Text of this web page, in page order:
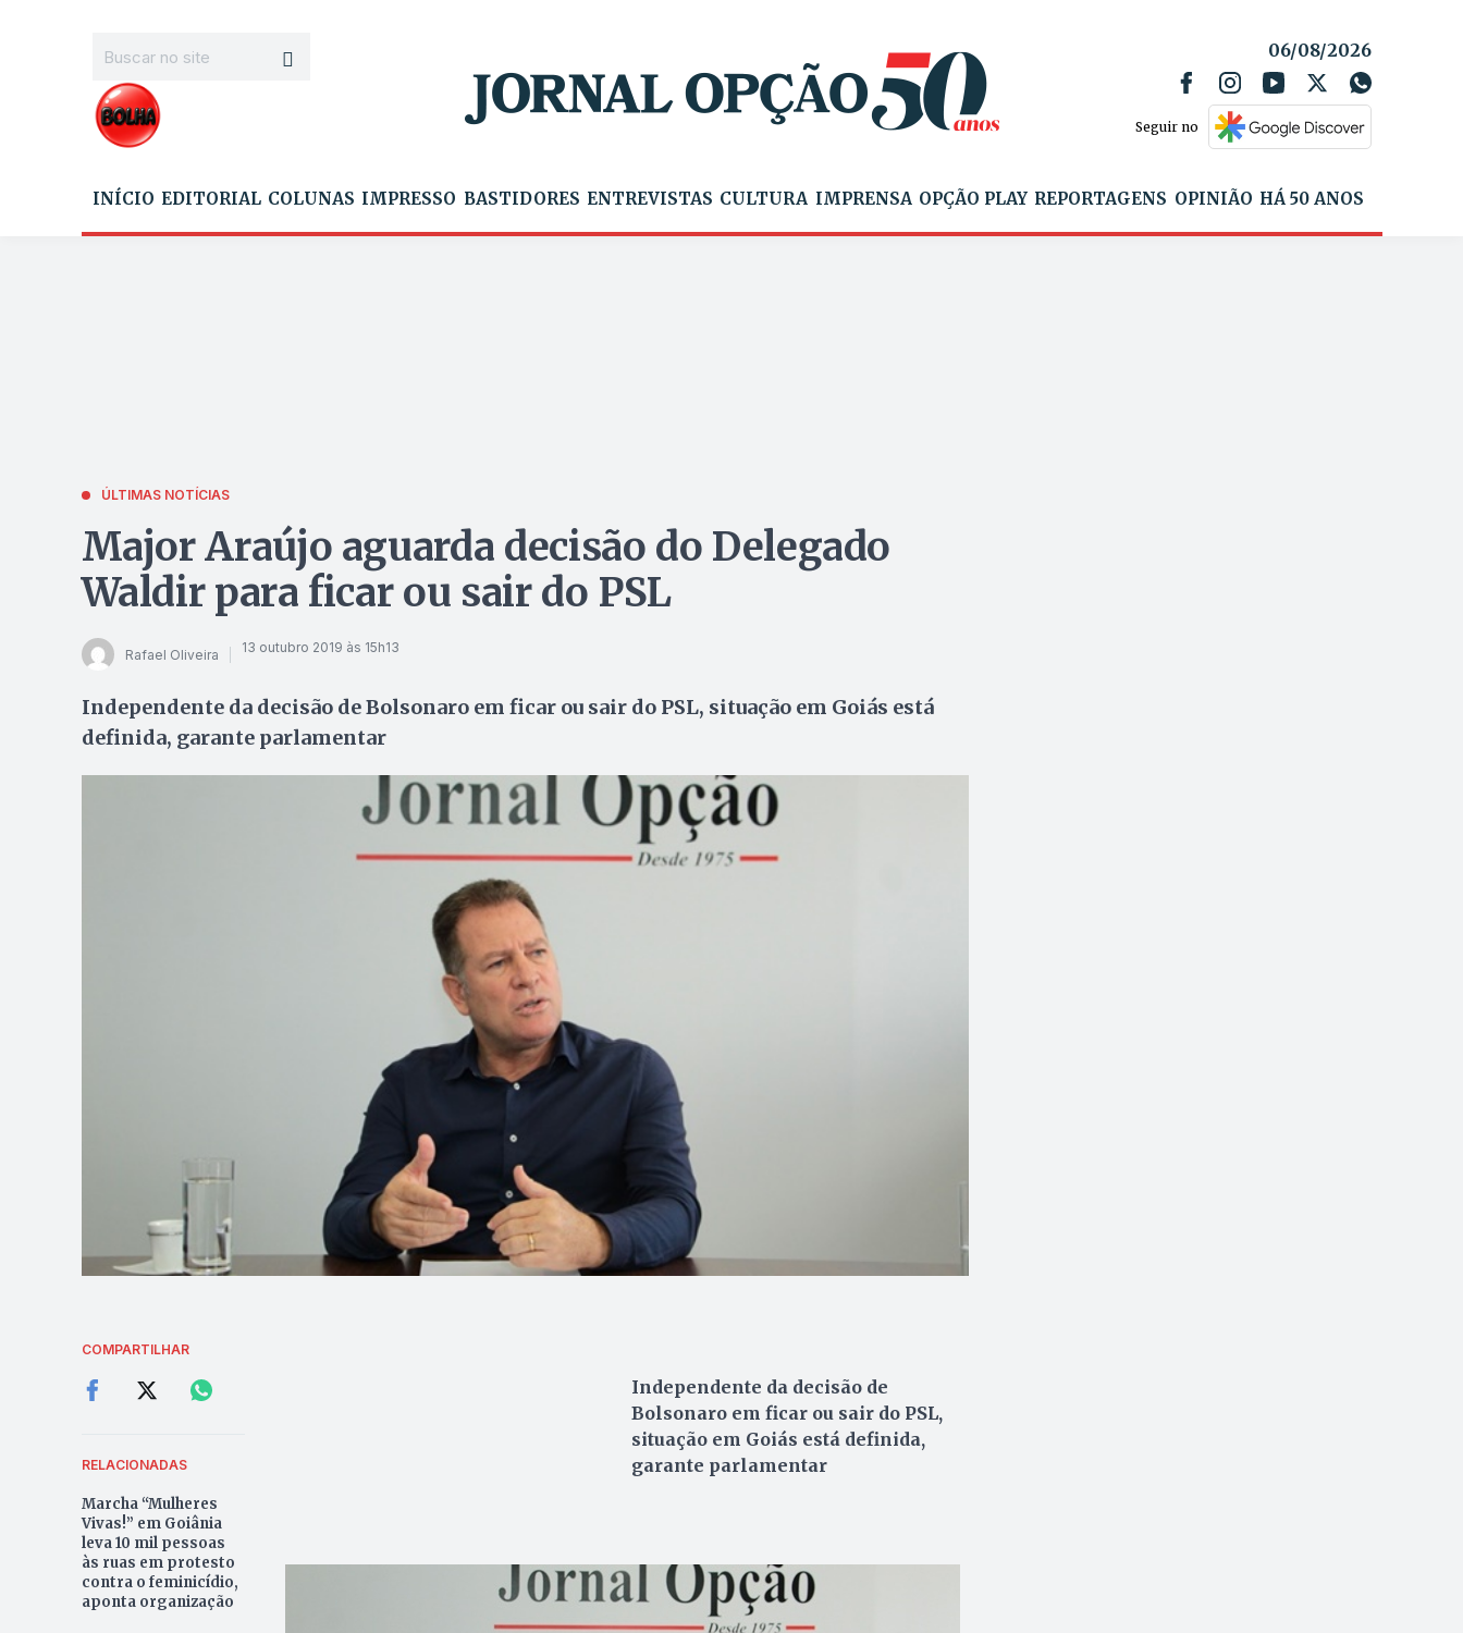
06/08/2026
Seguir no
INÍCIO EDITORIAL COLUNAS IMPRESSO BASTIDORES ENTREVISTAS CULTURA IMPRENSA OPÇÃO PLAY REPORTAGENS OPINIÃO HÁ 50 ANOS
ÚLTIMAS NOTÍCIAS
Major Araújo aguarda decisão do Delegado
Waldir para ficar ou sair do PSL
Rafael Oliveira 13 outubro 2019 às 15h13
Independente da decisão de Bolsonaro em ficar ou sair do PSL, situação em Goiás está
definida, garante parlamentar
COMPARTILHAR
RELACIONADAS
Marcha “Mulheres
Vivas!” em Goiânia
leva 10 mil pessoas
às ruas em protesto
contra o feminicídio,
aponta organização
Independente da decisão de
Bolsonaro em ficar ou sair do PSL,
situação em Goiás está definida,
garante parlamentar